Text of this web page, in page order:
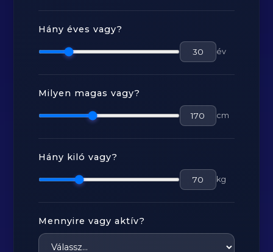
Hány éves vagy?
év
Milyen magas vagy?
cm
Hány kiló vagy?
kg
Mennyire vagy aktív?